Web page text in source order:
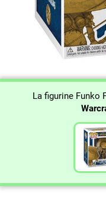
La figurine Funko